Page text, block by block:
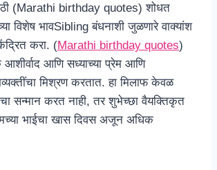
(Marathi birthday quotes) शोधत
विशेष भावSibling बंधनाशी जुळणारे वाक्यांश
करा. (Marathi birthday quotes)
आणि सध्याच्या प्रेम आणि
मिश्रण करतात. हा मिलाफ केवळ
सन्मान करत नाही, तर शुभेच्छा वैयक्तिकृत
भाईचा खास दिवस अजून अधिक